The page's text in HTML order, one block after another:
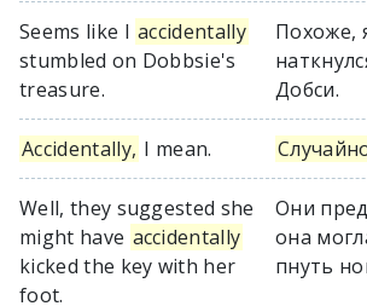
Seems like I accidentally
stumbled on Dobbsie's
treasure.
Похоже,
Добси.
Accidentally, I mean.
Well, they suggested she
might have accidentally
kicked the key with her
foot.
Они
она
пнуть